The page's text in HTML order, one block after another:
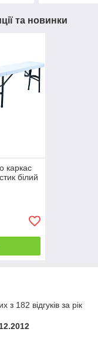
та новинки
каркас
білий
з 182 відгуків за рік